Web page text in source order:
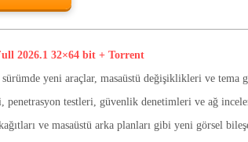
2026.1 32×64 bit + Torrent
yeni araçlar, masaüstü değişiklikleri ve tema
testleri, güvenlik denetimleri ve ağ
ve masaüstü arka planları gibi yeni görsel